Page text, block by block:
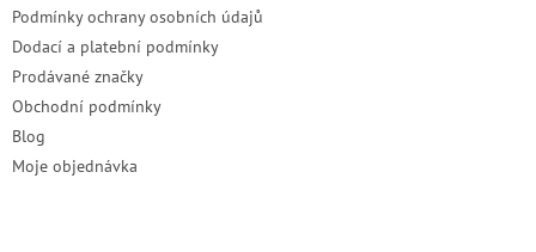
Podmínky ochrany osobních údajů
Dodací a platební podmínky
Prodávané značky
Obchodní podmínky
Blog
Moje objednávka